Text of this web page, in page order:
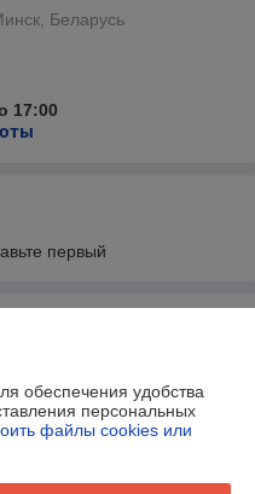
Беларусь
17:00
первый
обеспечения удобства
персональных
файлы cookies или